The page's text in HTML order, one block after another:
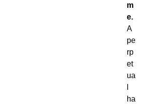
m
e.
A
pe
rp
et
ua
ha